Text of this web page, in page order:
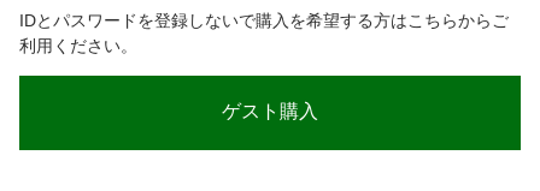
IDとパスワードを登録しないで購入を希望する方はこちらからご
利用ください。